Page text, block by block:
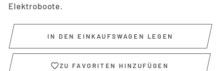
Elektroboote.
IN DEN EINKAUFSWAGEN LEGEN
ZU FAVORITEN HINZUFÜGEN